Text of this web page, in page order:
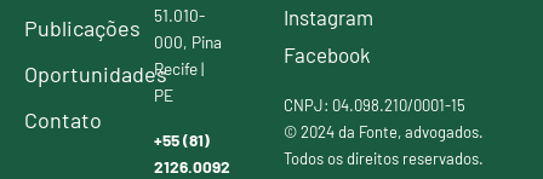
Publicações
Oportunidades
Contato
51.010-
000, Pina
Recife |
PE
+55 (81)
2126.0092
Instagram
Facebook
CNPJ: 04.098.210/0001-15
© 2024 da Fonte, advogados.
Todos os direitos reservados.